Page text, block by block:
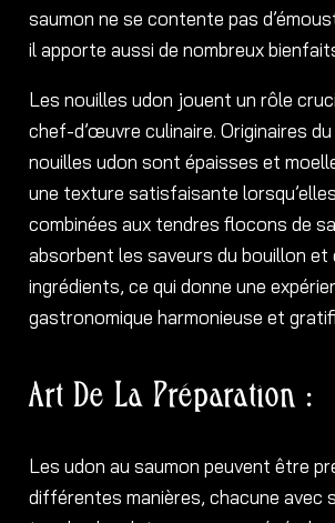
saumon ne se contente pas
il apporte aussi de nombreux
Les nouilles udon jouent un rôle
chef-d’œuvre culinaire. Originaires
nouilles udon sont épaisses et
une texture satisfaisante
combinées aux tendres flocons de
absorbent les saveurs du bouillon et
ingrédients, ce qui donne une
gastronomique harmonieuse et
Art De La Préparation :
Les udon au saumon peuvent être
différentes manières, chacune avec